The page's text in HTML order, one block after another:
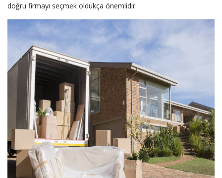
doğru firmayı seçmek oldukça önemlidir.